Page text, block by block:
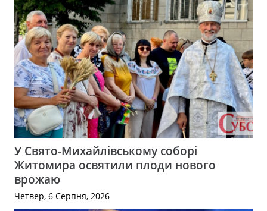
У Свято-Михайлівському соборі
Житомира освятили плоди нового
врожаю
Четвер, 6 Серпня, 2026